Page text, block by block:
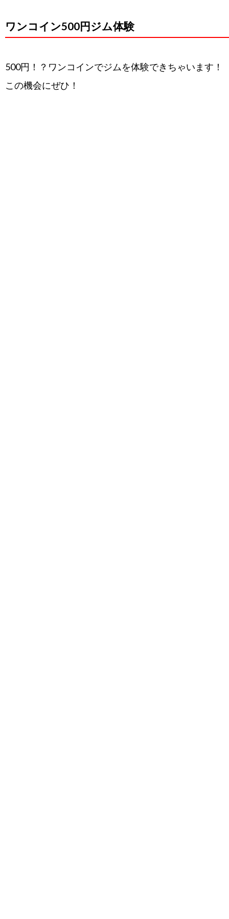
ワンコイン500円ジム体験
500円！？ワンコインでジムを体験できちゃいます！
この機会にぜひ！